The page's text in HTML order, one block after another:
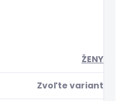
ŽENY
Zvoľte variant